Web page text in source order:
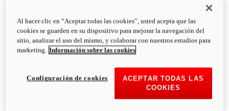
Al hacer clic en “Aceptar todas las cookies”, usted acepta que las
cookies se guarden en su dispositivo para mejorar la navegación del
sitio, analizar el uso del mismo, y colaborar con nuestros estudios para
marketing. Información sobre las cookies
ACEPTAR TODAS LAS
COOKIES
Configuración de cookies